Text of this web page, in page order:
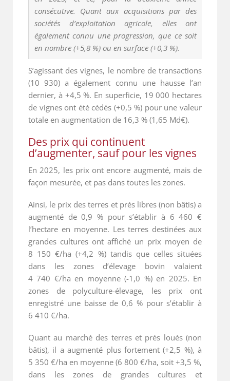
consécutive. Quant aux acquisitions par des
sociétés d’exploitation agricole, elles ont
également connu une progression, que ce soit
en nombre (+5,8 %) ou en surface (+0,3 %).
S’agissant des vignes, le nombre de transactions
(10 930) a également connu une hausse l’an
dernier, à +4,5 %. En superficie, 19 000 hectares
de vignes ont été cédés (+0,5 %) pour une valeur
totale en augmentation de 16,3 % (1,65 Md€).
Des prix qui continuent
d’augmenter, sauf pour les vignes
En 2025, les prix ont encore augmenté, mais de
façon mesurée, et pas dans toutes les zones.
Ainsi, le prix des terres et prés libres (non bâtis) a
augmenté de 0,9 % pour s’établir à 6 460 €
l’hectare en moyenne. Les terres destinées aux
grandes cultures ont affiché un prix moyen de
8 150 €/ha (+4,2 %) tandis que celles situées
dans les zones d’élevage bovin valaient
4 740 €/ha en moyenne (-1,0 %) en 2025. En
zones de polyculture-élevage, les prix ont
enregistré une baisse de 0,6 % pour s’établir à
6 410 €/ha.
Quant au marché des terres et prés loués (non
bâtis), il a augmenté plus fortement (+2,5 %), à
5 350 €/ha en moyenne (6 800 €/ha, soit +3,5 %,
dans les zones de grandes cultures et